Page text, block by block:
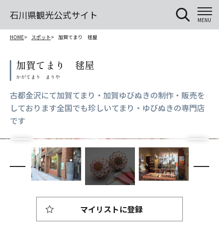
石川県観光公式サイト MENU
HOME スポット 加賀てまり 毬屋
加賀てまり 毬屋
古都金沢にて加賀てまり・加賀ゆびぬきの制作・販売を
しております全国でも珍しいてまり・ゆびぬきの専門店
です
マイリストに登録